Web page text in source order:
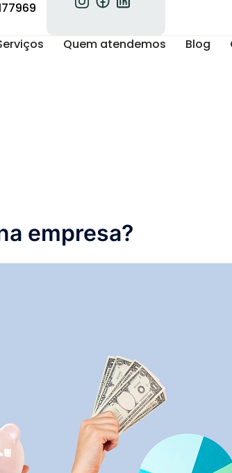
Quem atendemos Blog
empresa?